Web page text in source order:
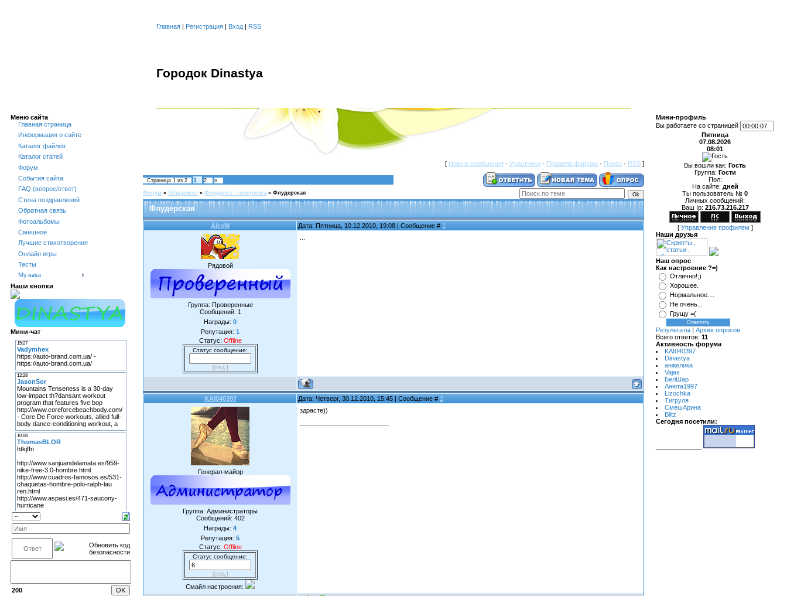
Главная | Регистрация | Вход | RSS
Городок Dinastya
Меню сайта
Главная страница
Информация о сайте
Каталог файлов
Каталог статей
Форум
События сайта
FAQ (вопрос/ответ)
Стена поздравлений
Обратная связь
Фотоальбомы
Смешное
Лучшие стихотворения
Онлайн игры
Тесты
Музыка
Наши кнопки
Мини-чат
200
[ Новые сообщения · Участники · Правила форума · Поиск · RSS ]
Страница 1 из 2 1 2 »
Форум » Общаемся! » Флудилка - говорилка » Флудерская
Флудерская
AlexM Дата: Пятница, 10.12.2010, 19:08 | Сообщение # 1
Рядовой
Группа: Проверенные
Сообщений: 1
Награды: 0
Репутация: 1
Статус: Offline
Статус сообщение:
[ред.]
KAI040397 Дата: Четверг, 30.12.2010, 15:45 | Сообщение # 2
Генерал-майор
Группа: Администраторы
Сообщений: 402
Награды: 4
Репутация: 5
Статус: Offline
Статус сообщение:
[ред.]
Смайл настроения:
здрасте))
Мини-профиль
Вы работаете со страницей
Пятница
07.08.2026
08:01
Вы вошли как: Гость
Группа: Гости
Пол:
На сайте: дней
Ты пользователь № 0
Личных сообщений:
Ваш Ip: 216.73.216.217
[ Управление профилем ]
Наши друзья
Наш опрос
Как настроение ?=)
Отлично!;)
Хорошее.
Нормальное....
Не очень...
Грущу =(
Результаты | Архив опросов
Всего ответов: 11
Активность форума
KAI040397
Dinastya
анжелика
Vajax
БелШар
Анюта1997
Lizochka
Тигруля
СмешАрина
Blitz
Сегодня посетили: